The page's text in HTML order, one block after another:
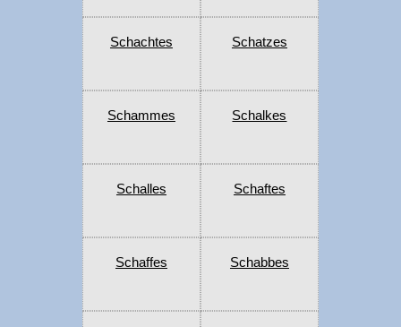
Schachtes Schatzes
Schammes Schalkes
Schalles Schaftes
Schaffes Schabbes